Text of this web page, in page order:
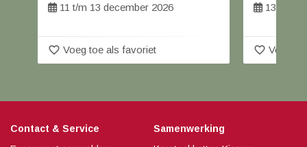
11 t/m 13 december 2026
favorite_border Voeg toe als favoriet
13
favorite_border Voeg
Contact & Service
Samenwerking